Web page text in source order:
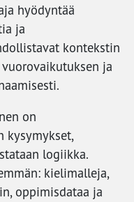
hyödyntää
ja
kontekstin
ja
on
kysymykset,
logiikka.
kielimalleja,
oppimisdataa ja